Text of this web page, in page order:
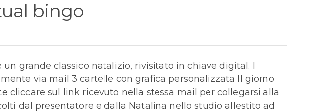
bingo
grande classico natalizio, rivisitato in chiave digital. I
via mail 3 cartelle con grafica personalizzata Il giorno
cliccare sul link ricevuto nella stessa mail per collegarsi alla
dal presentatore e dalla Natalina nello studio allestito ad